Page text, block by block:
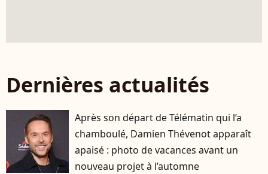
Dernières actualités
Après son départ de Télématin qui l’a
chamboulé, Damien Thévenot apparaît
apaisé : photo de vacances avant un
nouveau projet à l’automne